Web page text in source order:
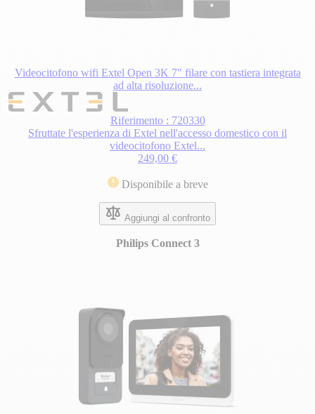
Videocitofono wifi Extel Open 3K 7" filare con tastiera integrata
ad alta risoluzione...
Riferimento : 720330
Sfruttate l'esperienza di Extel nell'accesso domestico con il
videocitofono Extel...
249,00 €
Disponibile a breve
Aggiungi al confronto
Philips Connect 3